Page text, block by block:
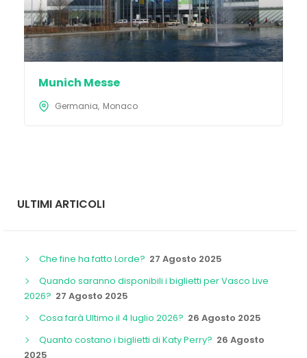
Munich Messe
Germania Monaco
ULTIMI ARTICOLI
Che fine ha fatto Lorde? 27 Agosto 2025
Quando saranno disponibili i biglietti per Vasco Live
2026? 27 Agosto 2025
Cosa farà Ultimo il 4 luglio 2026? 26 Agosto 2025
Quanto costano i biglietti di Katy Perry? 26 Agosto
2025